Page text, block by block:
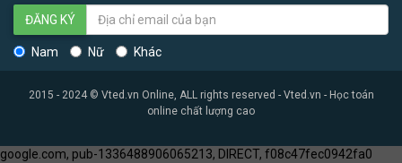
ĐĂNG KÝ
Nam Nữ Khác
2015 - 2024 © Vted.vn Online, ALL rights reserved - Vted.vn - Học toán
online chất lượng cao
google.com, pub-1336488906065213, DIRECT, f08c47fec0942fa0